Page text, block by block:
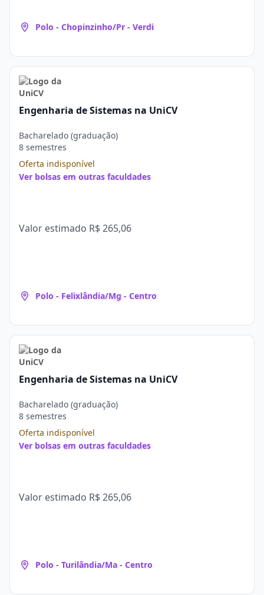
Polo - Chopinzinho/Pr - Verdi
Engenharia de Sistemas na UniCV
Bacharelado (graduação)
8 semestres
Oferta indisponível
Ver bolsas em outras faculdades
Valor estimado R$ 265,06
Polo - Felixlândia/Mg - Centro
Engenharia de Sistemas na UniCV
Bacharelado (graduação)
8 semestres
Oferta indisponível
Ver bolsas em outras faculdades
Valor estimado R$ 265,06
Polo - Turilândia/Ma - Centro